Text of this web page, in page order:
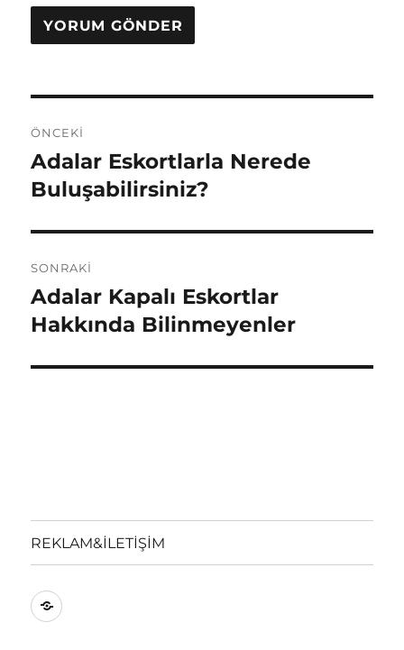
gezinmesi
ÖNCEKI
Önceki
yazı:
Adalar Eskortlarla Nerede
Buluşabilirsiniz?
SONRAKI
Sonraki
yazı:
Adalar Kapalı Eskortlar
Hakkında Bilinmeyenler
REKLAM&İLETİŞİM
REKLAM&İLETİŞİM